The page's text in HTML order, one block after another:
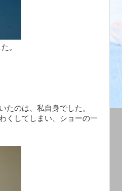
た。
たのは、私自身でした。
くしてしまい、ショーの一